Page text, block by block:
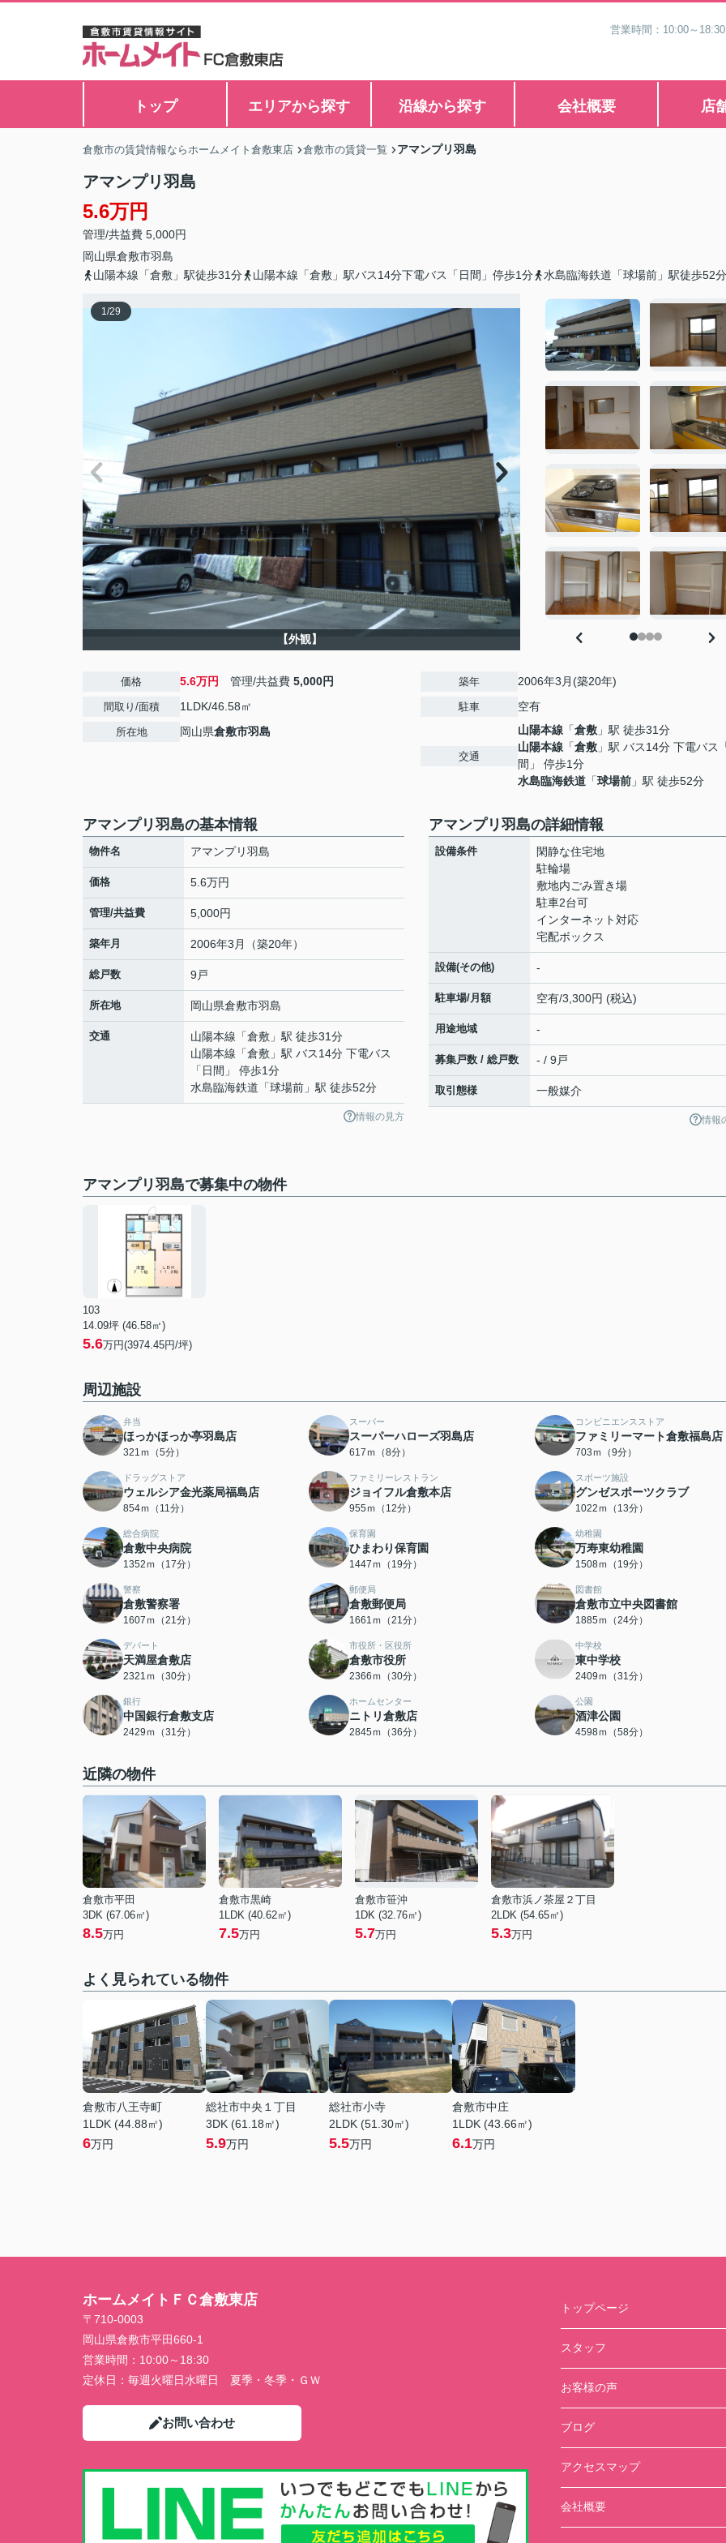
営業時間：10:00～
トップ エリアから探す 沿線から探す 会社概要 店
倉敷市の賃貸情報ならホームメイト倉敷東店 倉敷市の賃貸一覧 アマンプリ羽島
アマンプリ羽島
5.6万円
管理/共益費 5,000円
岡山県倉敷市羽島
山陽本線「倉敷」駅徒歩31分
山陽本線「倉敷」駅バス14分下電バス「日間」停歩1分 水島臨海鉄道「球場前」駅徒歩52分
1/29
【外観】
価格 5.6万円 管理/共益費 5,000円
間取り/面積 1LDK/46.58㎡
所在地 岡山県倉敷市羽島
築年 2006年3月(築20年)
駐車 空有
交通
山陽本線 「倉敷 」駅 徒歩31分
山陽本線 「倉敷 」駅 バス14分 下電バス
間」 停歩1分
水島臨海鉄道 「球場前 」駅 徒歩52分
アマンプリ羽島の基本情報
物件名 アマンプリ羽島
価格 5.6万円
管理/共益費 5,000円
築年月 2006年3月（築20年）
総戸数 9戸
所在地 岡山県倉敷市羽島
交通 山陽本線 「倉敷 」駅 徒歩31分
山陽本線 「倉敷 」駅 バス14分 下電バス
「日間」 停歩1分
水島臨海鉄道 「球場前 」駅 徒歩52分
情報の見方
アマンプリ羽島の詳細情報
設備条件
閑静な住宅地
駐輪場
敷地内ごみ置き場
駐車2台可
インターネット対応
宅配ボックス
設備(その他) -
駐車場/月額 空有/3,300円 (税込)
用途地域 -
募集戸数 / 総戸数 - / 9戸
取引態様 一般媒介
情報
アマンプリ羽島で募集中の物件
103
14.09坪 (46.58㎡)
5.6万円(3974.45円/坪)
周辺施設
弁当
ほっかほっか亭羽島店
321ｍ（5分）
スーパー
スーパーハローズ羽島店
617ｍ（8分）
コンビニエンスストア
ファミリーマート倉敷福島店
703ｍ（9分）
ドラッグストア
ウェルシア金光薬局福島店
854ｍ（11分）
ファミリーレストラン
ジョイフル倉敷本店
955ｍ（12分）
スポーツ施設
グンゼスポーツクラブ
1022ｍ（13分）
総合病院
倉敷中央病院
1352ｍ（17分）
保育園
ひまわり保育園
1447ｍ（19分）
幼稚園
万寿東幼稚園
1508ｍ（19分）
警察
倉敷警察署
1607ｍ（21分）
郵便局
倉敷郵便局
1661ｍ（21分）
図書館
倉敷市立中央図書館
1885ｍ（24分）
デパート
天満屋倉敷店
2321ｍ（30分）
市役所・区役所
倉敷市役所
2366ｍ（30分）
中学校
東中学校
2409ｍ（31分）
銀行
中国銀行倉敷支店
2429ｍ（31分）
ホームセンター
ニトリ倉敷店
2845ｍ（36分）
公園
酒津公園
4598ｍ（58分）
近隣の物件
倉敷市平田
3DK (67.06㎡)
8.5万円
倉敷市黒崎
1LDK (40.62㎡)
7.5万円
倉敷市笹沖
1DK (32.76㎡)
5.7万円
倉敷市浜ノ茶屋２丁目
2LDK (54.65㎡)
5.3万円
よく見られている物件
倉敷市八王寺町
1LDK (44.88㎡)
6万円
総社市中央１丁目
3DK (61.18㎡)
5.9万円
総社市小寺
2LDK (51.30㎡)
5.5万円
倉敷市中庄
1LDK (43.66㎡)
6.1万円
ホームメイトＦＣ倉敷東店
〒710-0003
岡山県倉敷市平田660-1
営業時間： 10:00～18:30
定休日： 毎週火曜日水曜日 夏季・冬季・ＧＷ
お問い合わせ
トップページ
スタッフ
お客様の声
ブログ
アクセスマップ
会社概要